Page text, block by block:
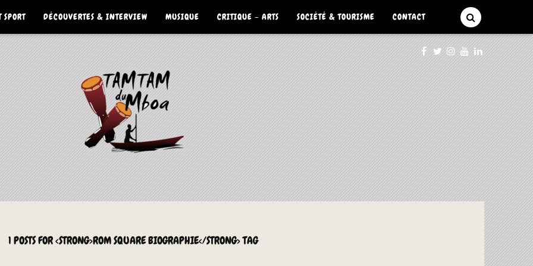
DÉCOUVERTES & INTERVIEW MUSIQUE CRITIQUE – ARTS SOCIÉTÉ & TOURISME CONTACT
1 POSTS FOR <STRONG>ROM SQUARE BIOGRAPHIE</STRONG> TAG